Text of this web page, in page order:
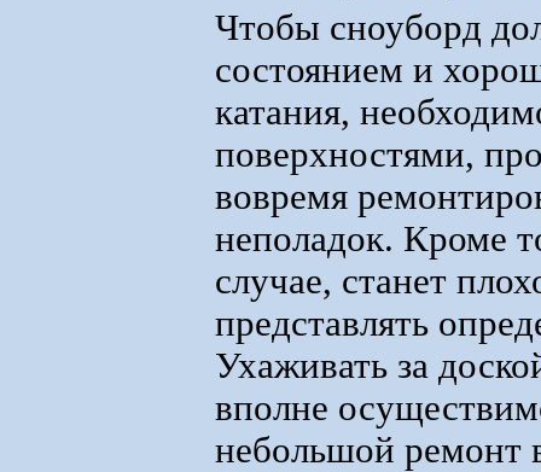
Чтобы сноуборд
состоянием и
катания,
поверхностями,
вовремя
неполадок. Кроме
случае, станет
представлять
Ухаживать за
вполне
небольшой ремонт